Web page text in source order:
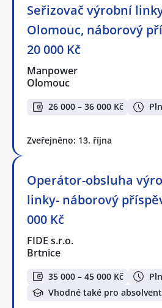
Seřizovač výrobní
Olomouc, náborový
20 000 Kč
Manpower
Olomouc
26 000 – 36 000 Kč
Zveřejněno: 13. října
Operátor-obsluha
linky- náborový
000 Kč
FIDE s.r.o.
Brtnice
35 000 – 45 000 Kč
Vhodné také pro